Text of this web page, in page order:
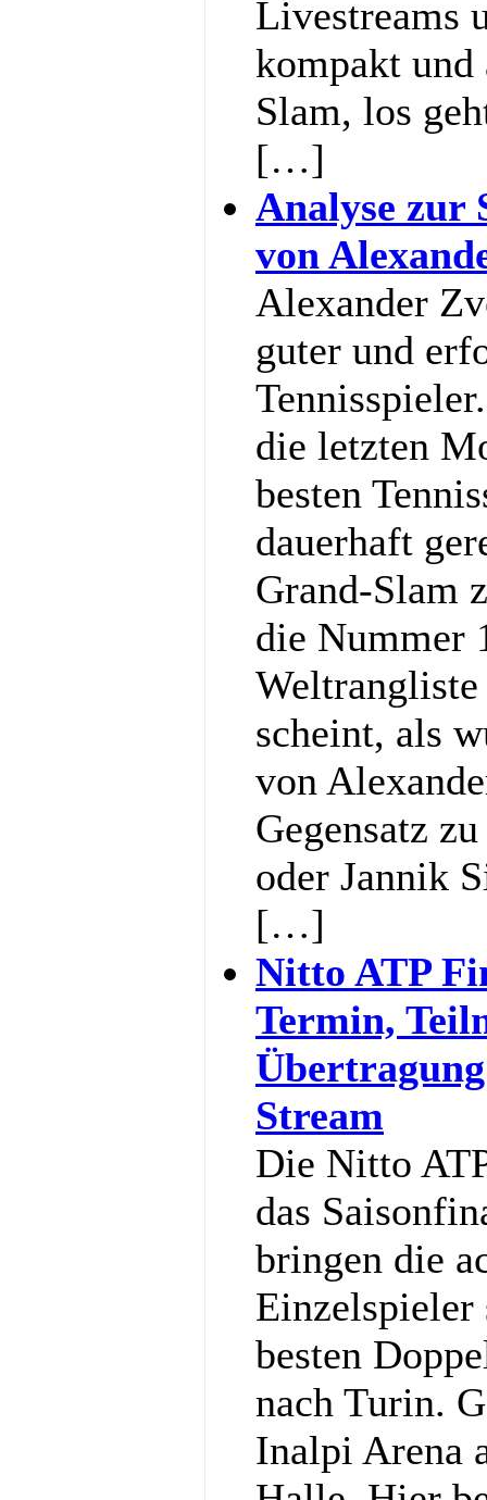
Livestreams
kompakt
Slam, los
[…]
Analyse zur
von
Alexander
guter und
die letzten
besten
dauerhaft
Grand-Slam
die Nummer
scheint, als
von
Gegensatz
oder Jannik
[…]
Nitto ATP
Termin,
Stream
Die Nitto
das
bringen die
Einzelspieler
besten
nach Turin.
Inalpi Arena